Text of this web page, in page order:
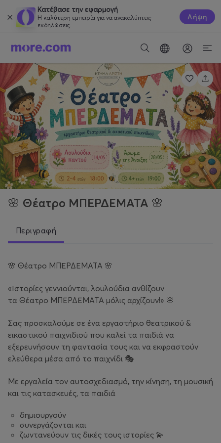
Κατέβασε την εφαρμογή
Η καλύτερη εμπειρία για να ανακαλύπτεις
εκδηλώσεις.
Λήψη
🌸 Θέατρο ΜΠΕΡΔΕΜΑΤΑ 🌸
Περιγραφή
🌸 Θέατρο ΜΠΕΡΔΕΜΑΤΑ 🌸
«Ιστορίες γεννιούνται, λουλούδια ανθίζουν
τα Θέατρο ΜΠΕΡΔΕΜΑΤΑ μόλις αρχίζουν!» 🌸
Σας προσκαλούμε σε ένα εργαστήριο θεατρικού &
εικαστικού παιχνιδιού που καλεί τα παιδιά να
εξερευνήσουν τη φαντασία τους και να εκφραστούν
ελεύθερα μέσα από το παιχνίδι 🎭
Με εργαλεία τον αυτοσχεδιασμό, την κίνηση, τη μουσική
και τις κατασκευές, τα παιδιά
δημιουργούν
συνεργάζονται και
ζωντανεύουν τις δικές τους ιστορίες 💫